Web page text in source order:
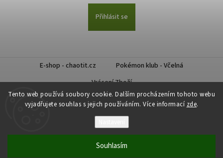
Tento web používá soubory cookie. Dalším procházením tohoto webu
vyjadřujete souhlas s jejich používáním. Více informací zde.
Souhlasím
Přihlásit se
E-shop - chaotit.cz
Pokémon klub - Včelná
Vrácení Zboží
CHAOTIT. Všechna práva vyhrazena.